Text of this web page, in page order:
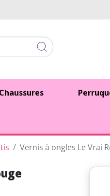
Chaussures
Vernis à ongles Le Vrai